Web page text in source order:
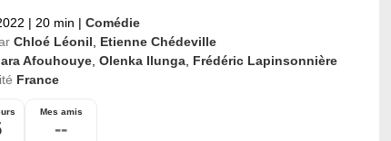
| 20 min | Comédie
Chloé Léonil
Etienne Chédeville
Afouhouye Olenka Ilunga Frédéric Lapinsonnière
France
Mes amis
--